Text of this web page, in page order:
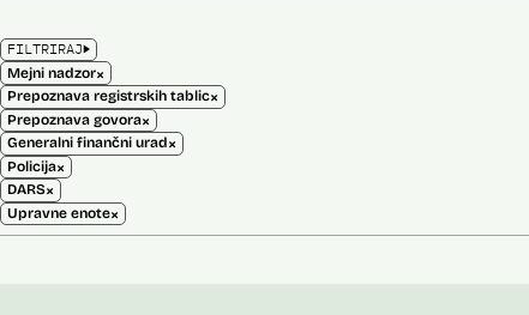
FILTRIRAJ
Mejni nadzor×
Prepoznava registrskih tablic×
Prepoznava govora×
Generalni finančni urad×
Policija×
DARS×
Upravne enote×